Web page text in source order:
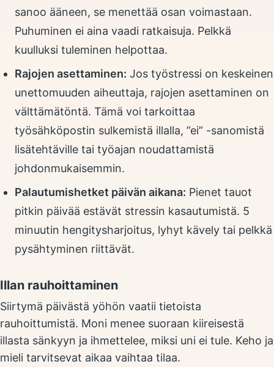
sanoo ääneen, se menettää osan voimastaan.
Puhuminen ei aina vaadi ratkaisuja. Pelkkä
kuulluksi tuleminen helpottaa.
Rajojen asettaminen: Jos työstressi on keskeinen
unettomuuden aiheuttaja, rajojen asettaminen on
välttämätöntä. Tämä voi tarkoittaa
työsähköpostin sulkemistä illalla, ”ei” -sanomistä
lisätehtäville tai työajan noudattamistä
johdonmukaisemmin.
Palautumishetket päivän aikana: Pienet tauot
pitkin päivää estävät stressin kasautumistä. 5
minuutin hengitysharjoitus, lyhyt kävely tai pelkkä
pysähtyminen riittävät.
Illan rauhoittaminen
Siirtymä päivästä yöhön vaatii tietoista
rauhoittumistä. Moni menee suoraan kiireisestä
illasta sänkyyn ja ihmettelee, miksi uni ei tule. Keho ja
mieli tarvitsevat aikaa vaihtaa tilaa.